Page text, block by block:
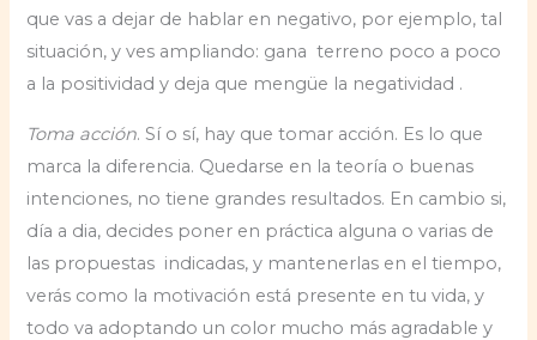
que vas a dejar de hablar en negativo, por ejemplo, tal
situación, y ves ampliando: gana terreno poco a poco
a la positividad y deja que mengüe la negatividad .
Toma acción. Sí o sí, hay que tomar acción. Es lo que
marca la diferencia. Quedarse en la teoría o buenas
intenciones, no tiene grandes resultados. En cambio si,
día a dia, decides poner en práctica alguna o varias de
las propuestas indicadas, y mantenerlas en el tiempo,
verás como la motivación está presente en tu vida, y
todo va adoptando un color mucho más agradable y